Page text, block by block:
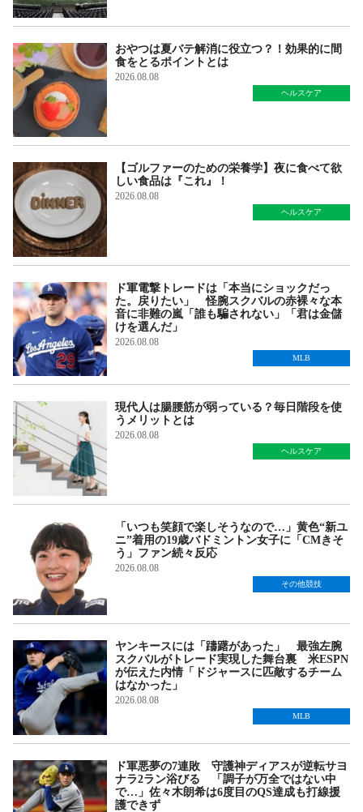
おやつは夏バテ解消に役立つ？！効果的に間
食をとるポイントとは
2026.08.08
ヘルスケア
【ゴルファーのための栄養学】夜に食べて欲
しい食品は『これ』！
2026.08.08
ヘルスケア
ド軍電撃トレードは「本当にショックだっ
た。戻りたい」 怪腕スクバルの赤裸々な本
音に非難の嵐「誰も騙されない」「君は金儲
けを選んだ」
2026.08.08
MLB
現代人は腸腰筋が弱っている？毎日階段を使
うメリットとは
2026.08.08
ヘルスケア
「いつも笑顔で楽しそうなので…」黄色“新ユ
ニ”着用の19歳バドミントン女子に「CMきそ
う」ファン続々反応
2026.08.08
その他競技
ヤンキースには「躊躇があった」 最強左腕
スクバルがトレード実現した舞台裏 米ESPN
が伝えた内情「ドジャースに匹敵するチーム
はなかった」
2026.08.08
MLB
ド軍悪夢の7連敗 守護神ディアスが逆転サヨ
ナラ2ラン浴びる 「調子が万全ではない中
で…」佐々木朗希は6度目のQS達成も打線援
護できず